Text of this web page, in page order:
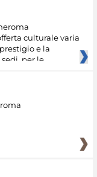
culturale varia
e la
per le